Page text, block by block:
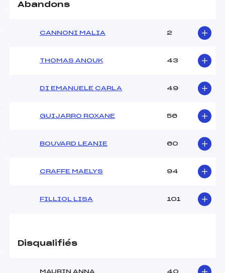
Abandons
CANNONI MALIA 2
THOMAS ANOUK 43
DI EMANUELE CARLA 49
GUIJARRO ROXANE 56
BOUVARD LEANIE 60
CRAFFE MAELYS 94
FILLIOL LISA 101
Disqualifiés
MAURIN ANNA 40